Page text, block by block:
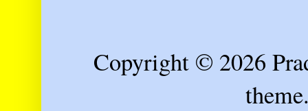
Copyright © 2026